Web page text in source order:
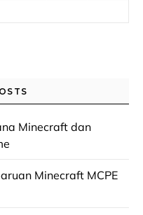
Minecraft dan
Minecraft MCPE